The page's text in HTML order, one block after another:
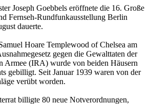
Joseph Goebbels eröffnete die 16. Große
Fernseh-Rundfunkausstellung Berlin
dauerte.
Hoare Templewood of Chelsea am
gegen die Gewalttaten der
Armee (IRA) wurde von beiden Häusern
gebilligt. Seit Januar 1939 waren von der
verübt worden.
billigte 80 neue Notverordnungen,